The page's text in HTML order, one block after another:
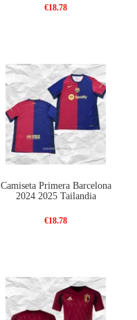
€18.78
Camiseta Primera Barcelona
2024 2025 Tailandia
€18.78